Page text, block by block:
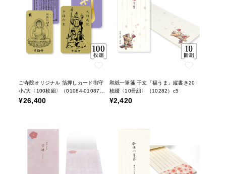
ご寺院オリジナル 箔押しカード御守
小/大〈100枚組〉（01084-01087）
c5
¥26,400
和紙一筆箋 干支「福うま」縦書き20
枚綴〈10冊組〉（10282）c5
¥2,420